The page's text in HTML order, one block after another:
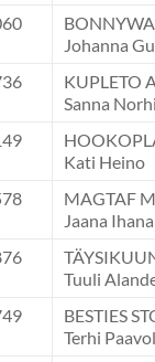
Johanna
KUPLETO
Sanna
Kati Heino
MAGTAF
Jaana
Tuuli
BESTIES
Terhi